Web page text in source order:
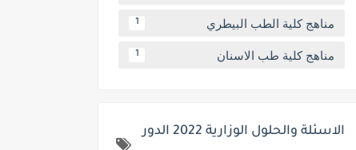
مناهج كلية الطب البيطري 1
مناهج كلية طب الاسنان 1
الاسئلة والحلول الوزارية 2022 الدور